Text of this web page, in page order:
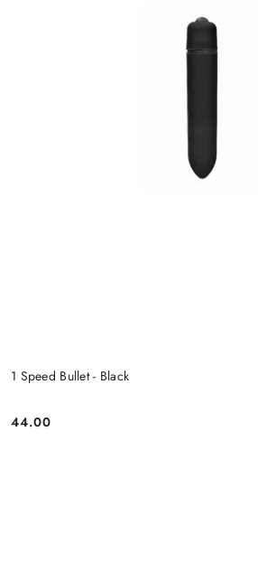
1 Speed Bullet - Black
Cena:
44.00